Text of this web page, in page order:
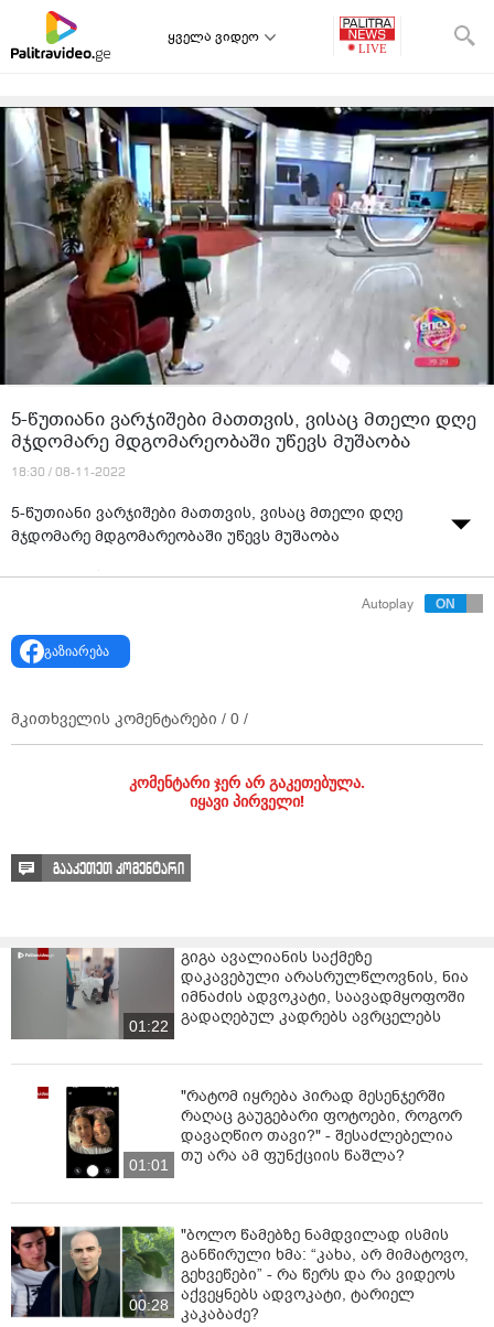
ყველა ვიდეო
5-წუთიანი ვარჯიშები მათთვის, ვისაც მთელი დღე
მჯდომარე მდგომარეობაში უწევს მუშაობა
18:30 / 08-11-2022
5-წუთიანი ვარჯიშები მათთვის, ვისაც მთელი დღე
მჯდომარე მდგომარეობაში უწევს მუშაობა
წყარო: "რუსთავი 2"
Autoplay
გაზიარება
მკითხველის კომენტარები / 0 /
კომენტარი ჯერ არ გაკეთებულა.
იყავი პირველი!
გააკეთეთ კომენტარი
01:22
გიგა ავალიანის საქმეზე
დაკავებული არასრულწლოვნის, ნია
იმნაძის ადვოკატი, საავადმყოფოში
გადაღებულ კადრებს ავრცელებს
01:01
"რატომ იყრება პირად მესენჯერში
რაღაც გაუგებარი ფოტოები, როგორ
დავაღწიო თავი?" - შესაძლებელია
თუ არა ამ ფუნქციის წაშლა?
00:28
"ბოლო წამებზე ნამდვილად ისმის
განწირული ხმა: “კახა, არ მიმატოვო,
გეხვეწები” - რა წერს და რა ვიდეოს
აქვეყნებს ადვოკატი, ტარიელ
კაკაბაძე?